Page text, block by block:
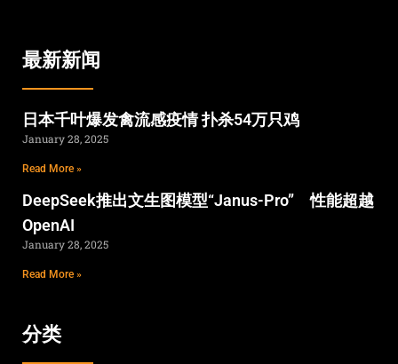
最新新闻
日本千叶爆发禽流感疫情 扑杀54万只鸡
January 28, 2025
Read More »
DeepSeek推出文生图模型“Janus-Pro” 性能超越
OpenAI
January 28, 2025
Read More »
分类